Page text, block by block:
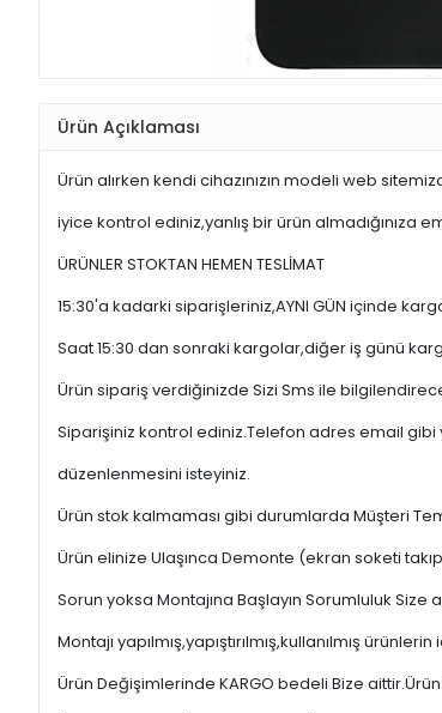
Ürün Açıklaması
Ürün alırken kendi cihazınızın modeli web
iyice kontrol ediniz,yanlış bir ürün almadığınıza
ÜRÜNLER STOKTAN HEMEN TESLİMAT
15:30'a kadarki siparişleriniz,AYNI GÜN içinde
Saat 15:30 dan sonraki kargolar,diğer iş günü
Ürün sipariş verdiğinizde Sizi Sms ile
Siparişiniz kontrol ediniz.Telefon adres email gibi
düzenlenmesini isteyiniz.
Ürün stok kalmaması gibi durumlarda Müşteri
Ürün elinize Ulaşınca Demonte (ekran soketi
Sorun yoksa Montajına Başlayın Sorumluluk Size
Montajı yapılmış,yapıştırılmış,kullanılmış
Ürün Değişimlerinde KARGO bedeli Bize